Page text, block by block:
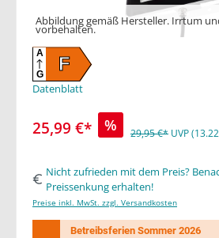
Abbildung gemäß Hersteller. Irrtum
vorbehalten.
F
A
G
Datenblatt
25,99 €* % 29,95 €* UVP
Nicht zufrieden mit dem Preis?
Preissenkung erhalten!
Preise inkl. MwSt. zzgl. Versandkosten
Betreibsferien Sommer 2026